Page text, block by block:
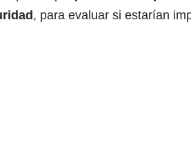
, para evaluar si estarían